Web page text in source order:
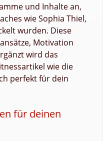
und Inhalte an,
wie Sophia Thiel,
wurden. Diese
Motivation
wird das
wie die
perfekt für dein
für deinen